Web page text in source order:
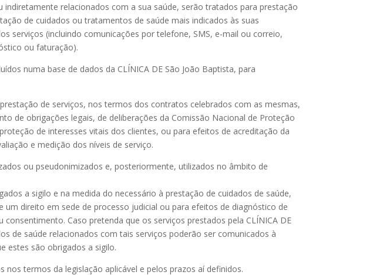
relacionados com a sua saúde, serão tratados para prestação
de cuidados ou tratamentos de saúde mais indicados às suas
serviços (incluindo comunicações por telefone, SMS, e-mail ou correio,
ou faturação).
numa base de dados da CLÍNICA DE São João Baptista, para
de serviços, nos termos dos contratos celebrados com as mesmas,
de obrigações legais, de deliberações da Comissão Nacional de Proteção
de interesses vitais dos clientes, ou para efeitos de acreditação da
e medição dos níveis de serviço.
ou pseudonimizados e, posteriormente, utilizados no âmbito de
a sigilo e na medida do necessário à prestação de cuidados de saúde,
direito em sede de processo judicial ou para efeitos de diagnóstico de
Caso pretenda que os serviços prestados pela CLÍNICA DE
de saúde relacionados com tais serviços poderão ser comunicados à
estes são obrigados a sigilo.
termos da legislação aplicável e pelos prazos aí definidos.